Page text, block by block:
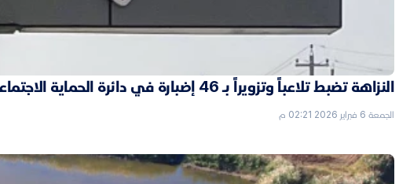
النزاهة تضبط تلاعباً وتزويراً بـ 46 إضبارة في دائرة الحماية الاجتماعية بالأنبار
الجمعة 6 فبراير 2026 02:21 م